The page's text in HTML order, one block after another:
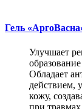
Гель
Улучшает
Обладает
действием,
кожу,
при